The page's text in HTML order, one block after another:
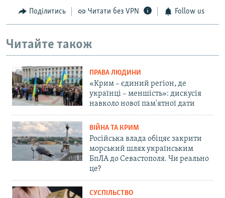
Поділитись Читати без VPN Follow us
Читайте також
ПРАВА ЛЮДИНИ
«Крим – єдиний регіон, де
українці – меншість»: дискусія
навколо нової пам'ятної дати
ВІЙНА ТА КРИМ
Російська влада обіцяє закрити
морський шлях українським
БпЛА до Севастополя. Чи реально
це?
СУСПІЛЬСТВО